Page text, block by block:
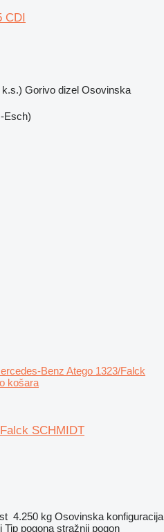
CDI
k.s.) Gorivo dizel Osovinska
Esch)
Benz Atego 1323/Falck
košara
SCHMIDT
4.250 kg Osovinska konfiguracija
Tip pogona stražnji pogon